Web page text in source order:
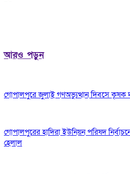
আরও পড়ুন
গোপালপুরে জুলাই গণঅভ্যুত্থান দিবসে কৃষক
গোপালপুরের হাদিরা ইউনিয়ন পরিষদ
হেলাল